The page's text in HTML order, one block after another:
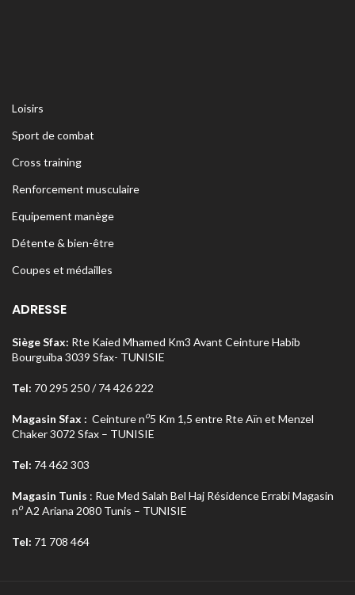
Loisirs
Sport de combat
Cross training
Renforcement musculaire
Equipement manège
Détente & bien-être
Coupes et médailles
ADRESSE
Siège Sfax: Rte Kaied Mhamed Km3 Avant Ceinture Habib
Bourguiba 3039 Sfax- TUNISIE
Tel: 70 295 250 / 74 426 222
Magasin Sfax : Ceinture no5 Km 1,5 entre Rte Aïn et Menzel
Chaker 3072 Sfax – TUNISIE
Tel: 74 462 303
Magasin Tunis : Rue Med Salah Bel Haj Résidence Errabi Magasin
noA2 Ariana 2080 Tunis – TUNISIE
Tel: 71 708 464